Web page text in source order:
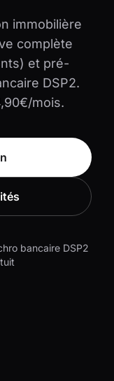
immobilière
complète
et pré-
DSP2.
mois.
bancaire DSP2